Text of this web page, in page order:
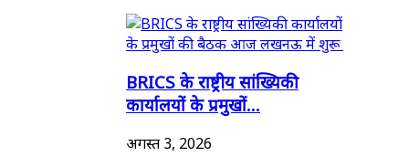
BRICS के राष्ट्रीय सांख्यिकी
कार्यालयों के प्रमुखों...
अगस्त 3, 2026